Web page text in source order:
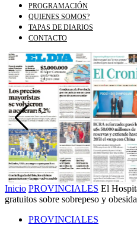
PROGRAMACIÓN
QUIENES SOMOS?
TAPAS DE DIARIOS
CONTACTO
Inicio PROVINCIALES El
gratuitos sobre sobrepeso y
PROVINCIALES